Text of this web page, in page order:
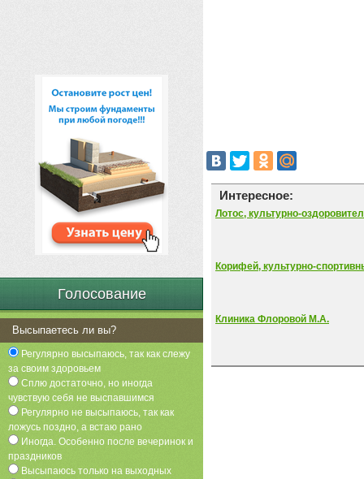
Голосование
Высыпаетесь ли вы?
Регулярно высыпаюсь, так как слежу
за своим здоровьем
Сплю достаточно, но иногда
чувствую себя не выспавшимся
Регулярно не высыпаюсь, так как
ложусь поздно, а встаю рано
Иногда. Особенно после вечеринок и
праздников
Высыпаюсь только на выходных
Интересное:
Лотос, культурно-
Корифей, культурно-
Клиника Флоровой М.А.